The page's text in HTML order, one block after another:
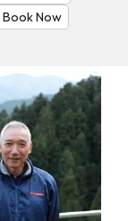
Book Now